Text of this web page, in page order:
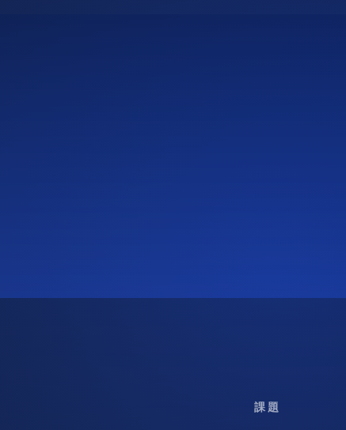
課題